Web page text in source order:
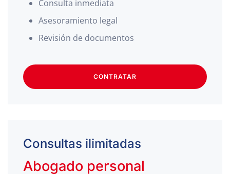
Consulta inmediata
Asesoramiento legal
Revisión de documentos
CONTRATAR
Consultas ilimitadas
Abogado personal